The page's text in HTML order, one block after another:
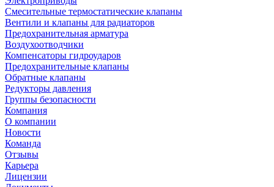
Смесительные термостатические клапаны
Вентили и клапаны для радиаторов
Предохранительная арматура
Воздухоотводчики
Компенсаторы гидроударов
Предохранительные клапаны
Обратные клапаны
Редукторы давления
Группы безопасности
Компания
О компании
Новости
Команда
Отзывы
Карьера
Лицензии